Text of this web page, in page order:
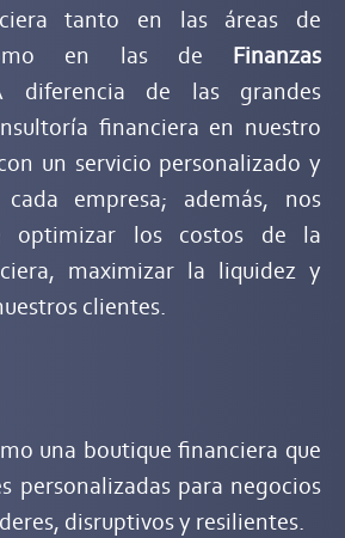
tanto en las áreas de
en las de Finanzas
diferencia de las grandes
financiera en nuestro
un servicio personalizado y
empresa; además, nos
optimizar los costos de la
maximizar la liquidez y
clientes.
una boutique financiera que
personalizadas para negocios
disruptivos y resilientes.